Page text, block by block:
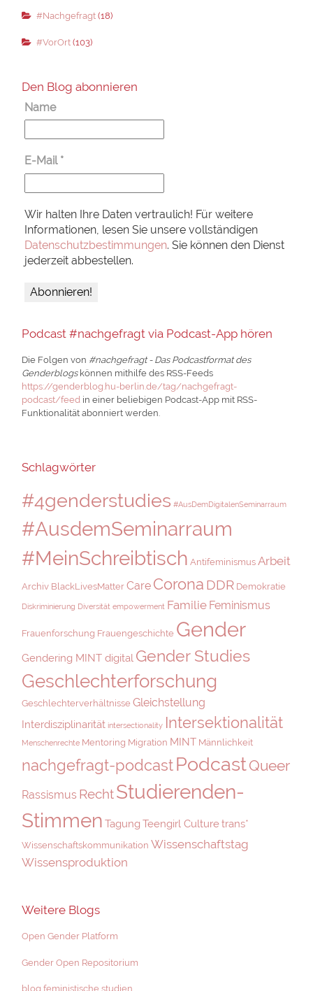
#Nachgefragt(18)
#VorOrt(103)
Den Blog abonnieren
Name
E-Mail *
Wir halten Ihre Daten vertraulich! Für weitere
Informationen, lesen Sie unsere vollständigen
Datenschutzbestimmungen. Sie können den Dienst
jederzeit abbestellen.
Podcast #nachgefragt via Podcast-App hören
Die Folgen von #nachgefragt - Das Podcastformat des
Genderblogskönnen mithilfe des RSS-Feeds
https://genderblog.hu-berlin.de/tag/nachgefragt-
podcast/feed in einer beliebigen Podcast-App mit RSS-
Funktionalität abonniert werden.
Schlagwörter
#4genderstudies #AusDemDigitalenSeminarraum
#AusdemSeminarraum
#MeinSchreibtisch Antifeminismus Arbeit
Archiv BlackLivesMatter Care Corona DDR Demokratie
Diskriminierung Diversität empowerment Familie Feminismus
Frauenforschung Frauengeschichte Gender
Gendering MINT digital Gender Studies
Geschlechterforschung
Geschlechterverhältnisse Gleichstellung
Interdisziplinarität intersectionality Intersektionalität
Menschenrechte Mentoring Migration MINT Männlichkeit
nachgefragt-podcastPodcastQueer
Rassismus RechtStudierenden-
Stimmen Tagung Teengirl Culturetrans*
Wissenschaftskommunikation Wissenschaftstag
Wissensproduktion
Weitere Blogs
Open Gender Platform
Gender Open Repositorium
blog feministische studien